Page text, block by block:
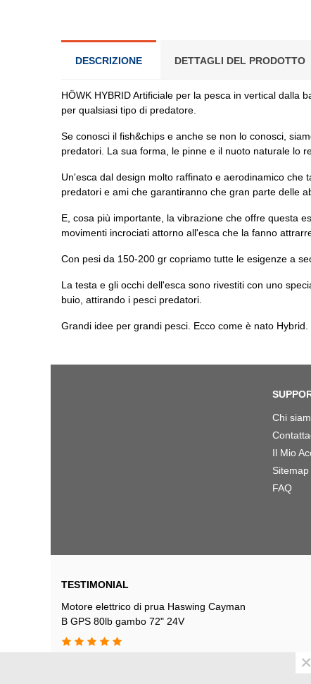
DESCRIZIONE DETTAGLI DEL PRODOTTO
HÖWK HYBRID Artificiale per la pesca in vertical dalla
per qualsiasi tipo di predatore.
Se conosci il fish&chips e anche se non lo conosci,
predatori. La sua forma, le pinne e il nuoto naturale lo
Un'esca dal design molto raffinato e aerodinamico
predatori e ami che garantiranno che gran parte delle
E, cosa più importante, la vibrazione che offre questa
movimenti incrociati attorno all'esca che la fanno
Con pesi da 150-200 gr copriamo tutte le esigenze a
La testa e gli occhi dell'esca sono rivestiti con uno
buio, attirando i pesci predatori.
Grandi idee per grandi pesci. Ecco come è nato Hybrid.
Chi
Il Mio
Sitemap
FAQ
TESTIMONIAL
Motore elettrico di prua Haswing Cayman
B GPS 80lb gambo 72" 24V
×